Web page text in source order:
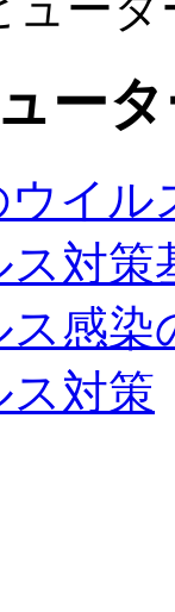
ー
イル
ス対策
ス感染
ス対策